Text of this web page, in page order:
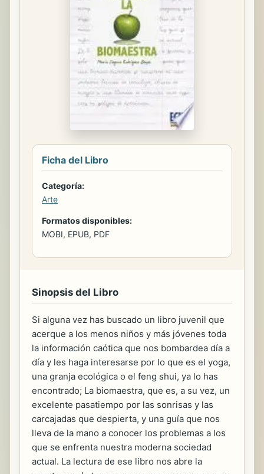
Ficha del Libro
Categoría:
Arte
Formatos disponibles:
MOBI, EPUB, PDF
Sinopsis del Libro
Si alguna vez has buscado un libro juvenil que
acerque a los menos niños y más jóvenes toda
la información caótica que nos bombardea día a
día y les haga interesarse por lo que es el yoga,
una granja ecológica o el feng shui, ya lo has
encontrado; La biomaestra, que es, a su vez, un
excelente pasatiempo por las sonrisas y las
carcajadas que despierta, y una guía que nos
lleva de la mano a conocer los problemas a los
que se enfrenta nuestra moderna sociedad
actual. La lectura de ese libro nos abre la